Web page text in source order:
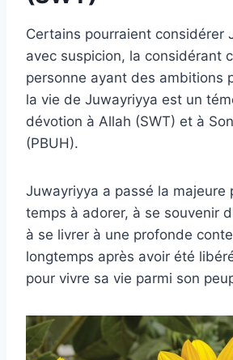
Certains pourraient considérer
avec suspicion, la considérant
personne ayant des ambitions
la vie de Juwayriyya est un
dévotion à Allah (SWT) et à
(PBUH).
Juwayriyya a passé la majeure
temps à adorer, à se souvenir
à se livrer à une profonde
longtemps après avoir été
pour vivre sa vie parmi son